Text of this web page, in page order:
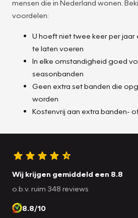
mensen die in Nederland wonen.
voordelen:
U hoeft niet twee keer per jaar
te laten voeren
In elke omstandigheid goed
seasonbanden
Geen extra set banden die
worden
Kostenvrij aan extra banden-
Wij krijgen gemiddeld een 8.8
o.b.v. ruim 348 reviews
8.8/10